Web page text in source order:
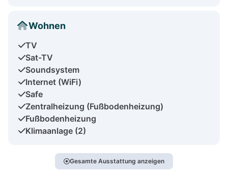
Wohnen
TV
Sat-TV
Soundsystem
Internet (WiFi)
Safe
Zentralheizung (Fußbodenheizung)
Fußbodenheizung
Klimaanlage (2)
Gesamte Ausstattung anzeigen